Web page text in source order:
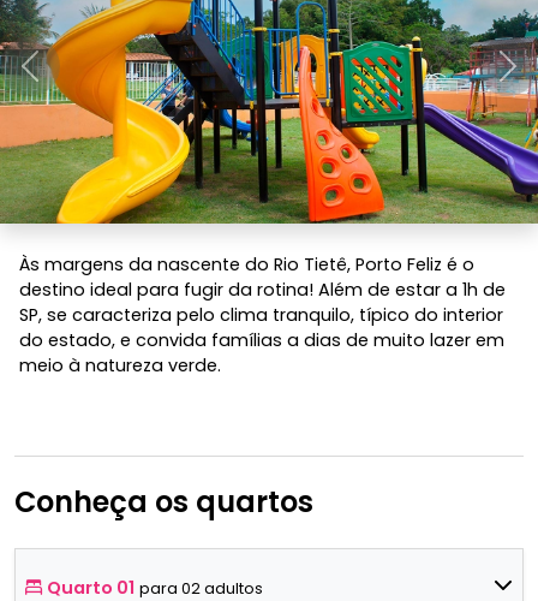
Anterior
Às margens da nascente do Rio Tietê, Porto Feliz é o
destino ideal para fugir da rotina! Além de estar a 1h de
SP, se caracteriza pelo clima tranquilo, típico do interior
do estado, e convida famílias a dias de muito lazer em
meio à natureza verde.
Conheça os quartos
Quarto 01 para 02 adultos